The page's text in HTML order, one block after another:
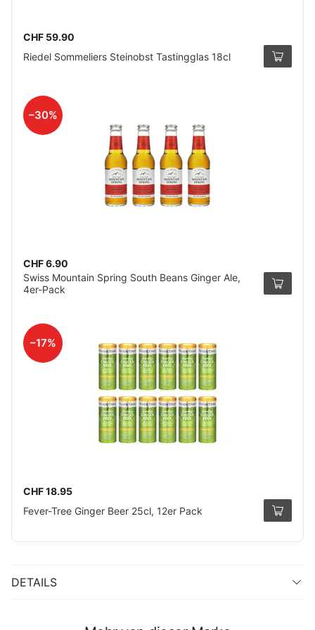
CHF 59.90
Riedel Sommeliers Steinobst Tastingglas 18cl
–30%
CHF 6.90
Swiss Mountain Spring South Beans Ginger Ale,
4er-Pack
–17%
CHF 18.95
Fever-Tree Ginger Beer 25cl, 12er Pack
DETAILS